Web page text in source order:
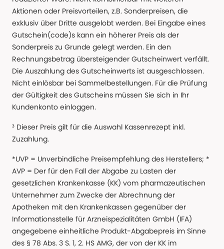
Aktionen oder Preisvorteilen, z.B. Sonderpreisen, die
exklusiv über Dritte ausgelobt werden. Bei Eingabe eines
Gutschein(code)s kann ein höherer Preis als der
Sonderpreis zu Grunde gelegt werden. Ein den
Rechnungsbetrag übersteigender Gutscheinwert verfällt.
Die Auszahlung des Gutscheinwerts ist ausgeschlossen.
Nicht einlösbar bei Sammelbestellungen. Für die Prüfung
der Gültigkeit des Gutscheins müssen Sie sich in Ihr
Kundenkonto einloggen.
³ Dieser Preis gilt für die Auswahl Kassenrezept inkl.
Zuzahlung.
*UVP = Unverbindliche Preisempfehlung des Herstellers; *
AVP = Der für den Fall der Abgabe zu Lasten der
gesetzlichen Krankenkasse (KK) vom pharmazeutischen
Unternehmer zum Zwecke der Abrechnung der
Apotheken mit den Krankenkassen gegenüber der
Informationsstelle für Arzneispezialitäten GmbH (IFA)
angegebene einheitliche Produkt-Abgabepreis im Sinne
des § 78 Abs. 3 S. 1, 2. HS AMG, der von der KK im